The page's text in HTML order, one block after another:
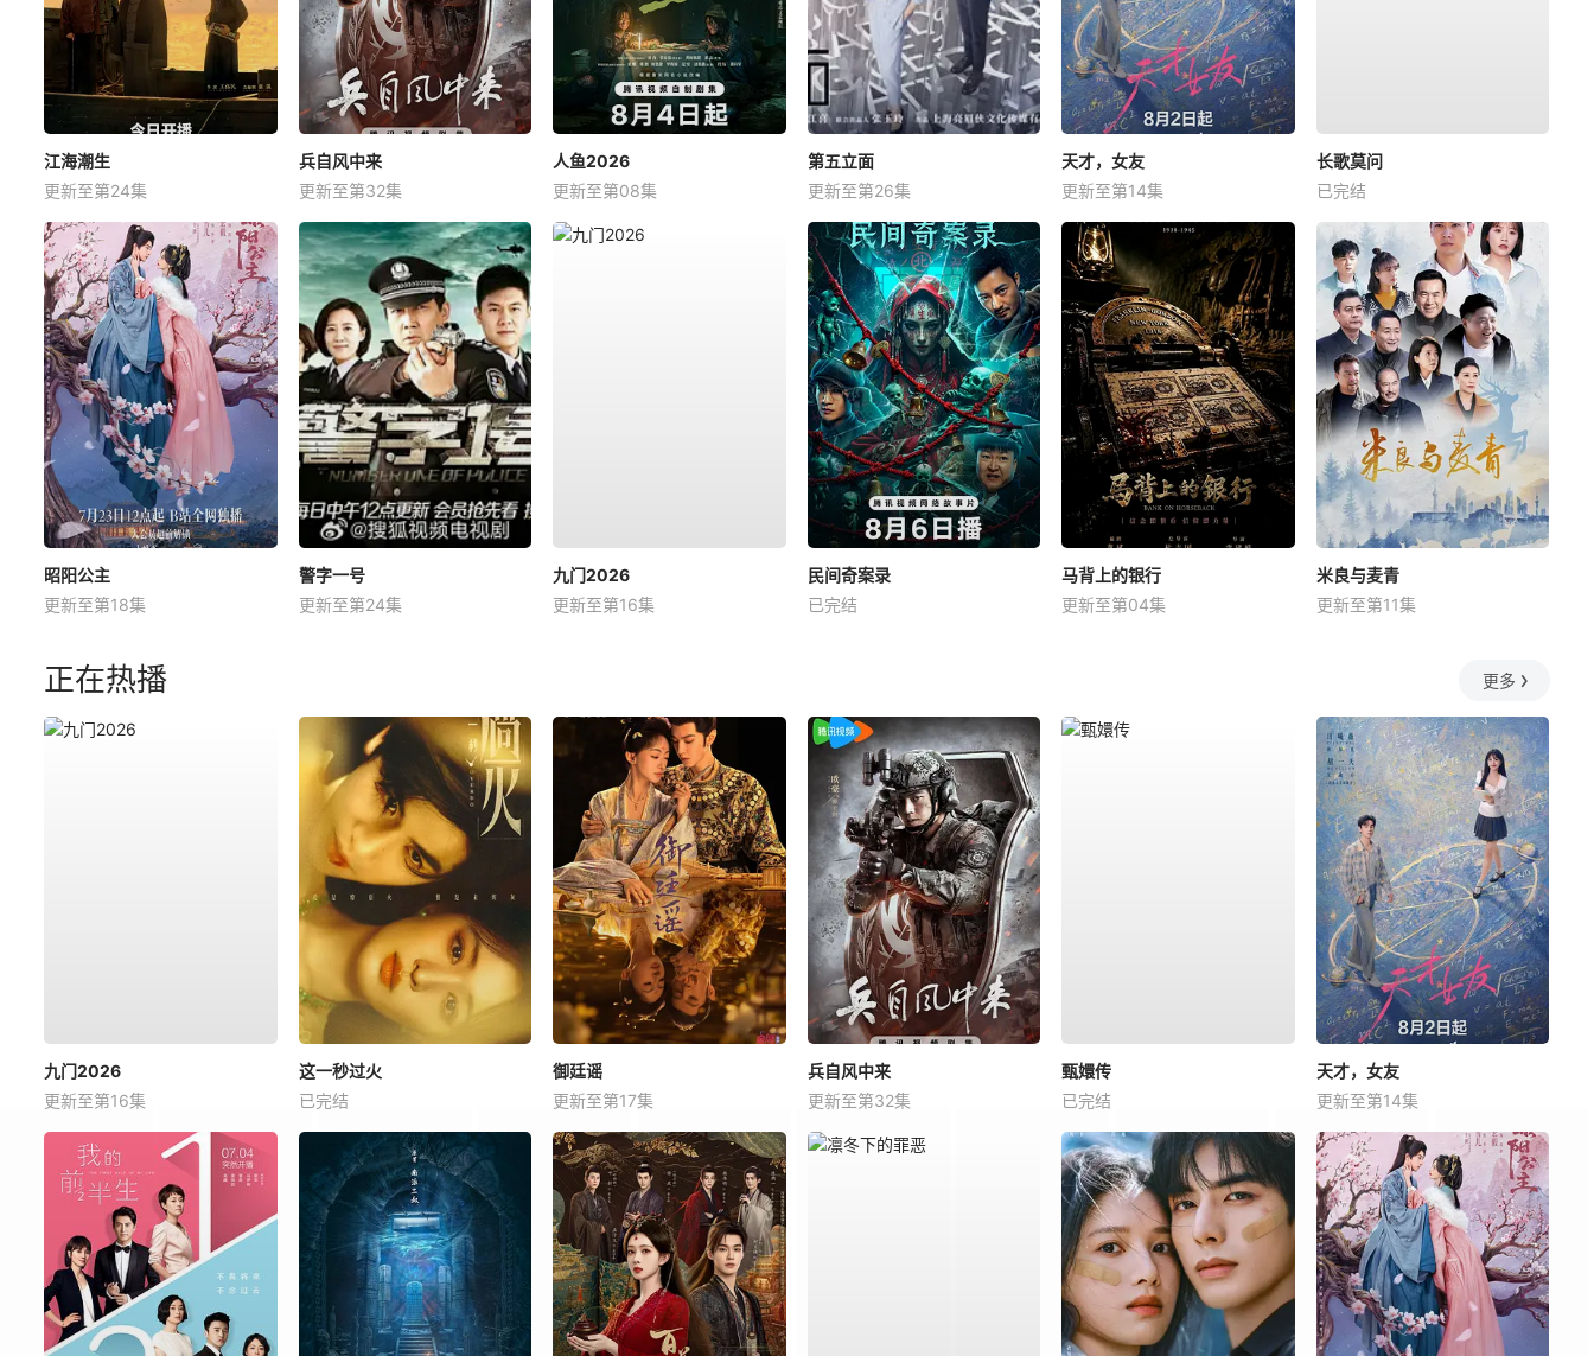
江海潮生
更新至第24集
兵自风中来
更新至第32集
人鱼2026
更新至第08集
第五立面
更新至第26集
天才，女友
更新至第14集
长歌莫问
已完结
昭阳公主
更新至第18集
警字一号
更新至第24集
九门2026
更新至第16集
民间奇案录
已完结
马背上的银行
更新至第04集
米良与麦青
更新至第11集
正在热播 更多
九门2026
更新至第16集
这一秒过火
已完结
御廷谣
更新至第17集
兵自风中来
更新至第32集
甄嬛传
已完结
天才，女友
更新至第14集